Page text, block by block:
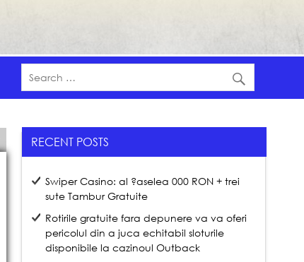
RECENT POSTS
Swiper Casino: al ?aselea 000 RON + trei
sute Tambur Gratuite
Rotirile gratuite fara depunere va va oferi
pericolul din a juca echitabil sloturile
disponibile la cazinoul Outback